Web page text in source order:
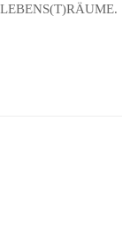
LEBENS(T)RÄUME.